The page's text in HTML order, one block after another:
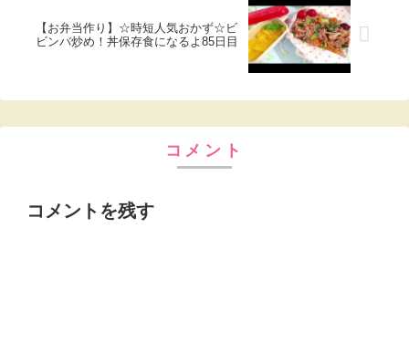
【お弁当作り】☆時短人気おかず☆ビ
ビンバ炒め！丼保存食になるよ85日目
コメント
コメントを残す